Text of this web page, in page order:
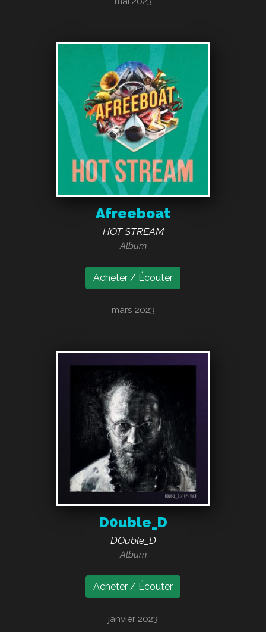
Afreeboat
HOT STREAM
Album
Acheter / Écouter
mars 2023
D0uble_D
DOuble_D
Album
Acheter / Écouter
janvier 2023